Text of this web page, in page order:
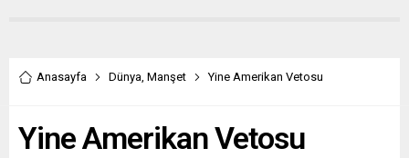
Anasayfa Dünya, Manşet Yine Amerikan Vetosu
Yine Amerikan Vetosu